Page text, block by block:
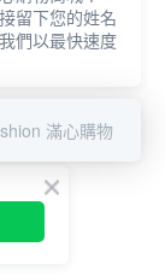
留下您的姓名
們以最快速度
滿心購物